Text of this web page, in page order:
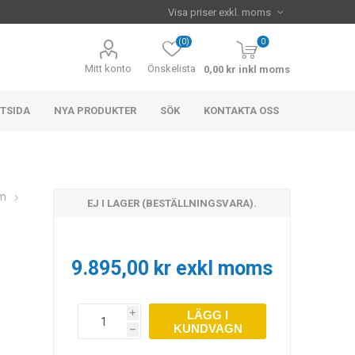
Mitt konto Önskelista
(0) 0
0,00 kr inkl moms
NYA PRODUKTER SÖK KONTAKTA OSS
EJ I LAGER (BESTÄLLNINGSVARA).
9.895,00 kr exkl moms
i
h
LÄGG I
KUNDVAGN